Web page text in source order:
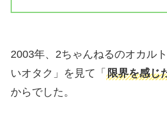
2003年、2ちゃんねるのオカル
いオタク」を見て「 限界を感じ
からでした。